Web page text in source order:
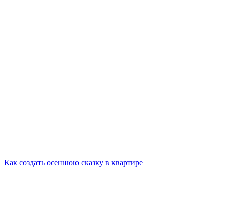
Как создать осеннюю сказку в квартире